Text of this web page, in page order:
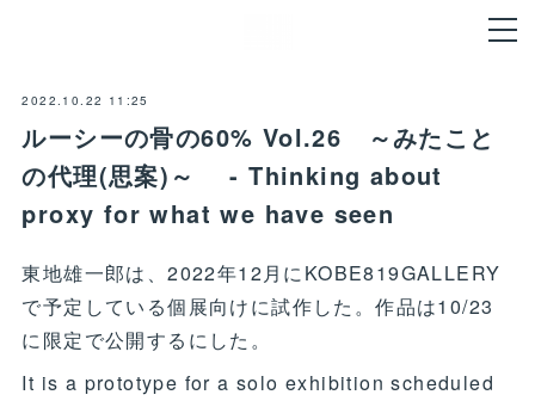
2022.10.22 11:25
ルーシーの骨の60% Vol.26 ～みたこと
の代理(思案)～ - Thinking about
proxy for what we have seen
東地雄一郎は、2022年12月にKOBE819GALLERY
で予定している個展向けに試作した。作品は10/23
に限定で公開するにした。
It is a prototype for a solo exhibition scheduled